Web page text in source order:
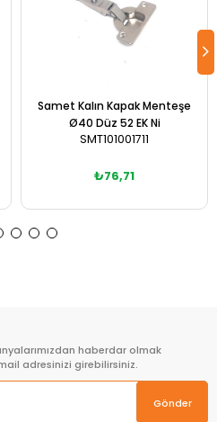
Samet Kalın Kapak Menteşe
Ø40 Düz 52 EK Ni
SMT101001711
₺76,71
haberdar olmak
adresinizi girebilirsiniz.
Gönder